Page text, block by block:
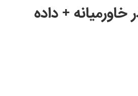
+ داده